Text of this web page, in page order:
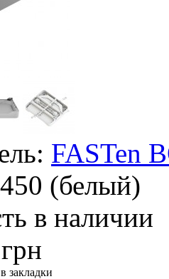
FASTen
(белый)
в наличии
в закладки